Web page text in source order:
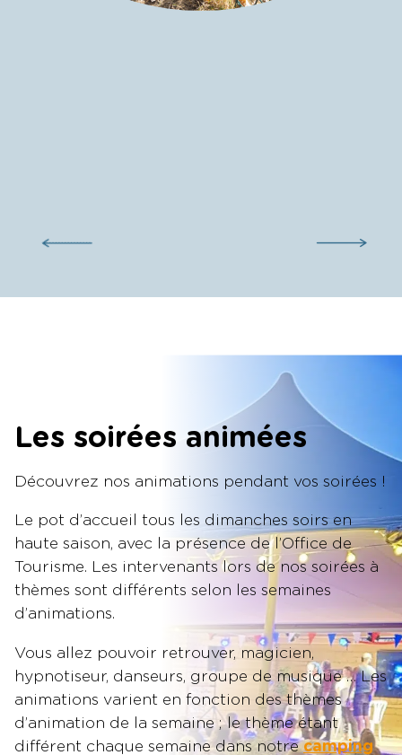
Les soirées animées
Découvrez nos animations pendant vos soirées !
Le pot d’accueil tous les dimanches soirs en
haute saison, avec la présence de l’Office de
Tourisme. Les intervenants lors de nos soirées à
thèmes sont différents selon les semaines
d’animations.
Vous allez pouvoir retrouver, magicien,
hypnotiseur, danseurs, groupe de musique … Les
animations varient en fonction des thèmes
d’animation de la semaine ; le thème étant
différent chaque semaine dans notrecamping